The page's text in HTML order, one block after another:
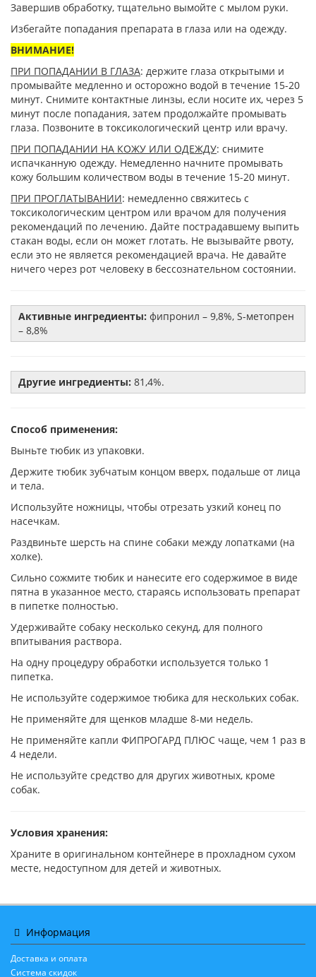
Завершив обработку, тщательно вымойте с мылом руки.
Избегайте попадания препарата в глаза или на одежду.
ВНИМАНИЕ!
ПРИ ПОПАДАНИИ В ГЛАЗА: держите глаза открытыми и
промывайте медленно и осторожно водой в течение 15-20
минут. Снимите контактные линзы, если носите их, через 5
минут после попадания, затем продолжайте промывать
глаза. Позвоните в токсикологический центр или врачу.
ПРИ ПОПАДАНИИ НА КОЖУ ИЛИ ОДЕЖДУ: снимите
испачканную одежду. Немедленно начните промывать
кожу большим количеством воды в течение 15-20 минут.
ПРИ ПРОГЛАТЫВАНИИ: немедленно свяжитесь с
токсикологическим центром или врачом для получения
рекомендаций по лечению. Дайте пострадавшему выпить
стакан воды, если он может глотать. Не вызывайте рвоту,
если это не является рекомендацией врача. Не давайте
ничего через рот человеку в бессознательном состоянии.
Активные ингредиенты: фипронил – 9,8%, S-метопрен
– 8,8%
Другие ингредиенты: 81,4%.
Способ применения:
Выньте тюбик из упаковки.
Держите тюбик зубчатым концом вверх, подальше от лица
и тела.
Используйте ножницы, чтобы отрезать узкий конец по
насечкам.
Раздвиньте шерсть на спине собаки между лопатками (на
холке).
Сильно сожмите тюбик и нанесите его содержимое в виде
пятна в указанное место, стараясь использовать препарат
в пипетке полностью.
Удерживайте собаку несколько секунд, для полного
впитывания раствора.
На одну процедуру обработки используется только 1
пипетка.
Не используйте содержимое тюбика для нескольких собак.
Не применяйте для щенков младше 8-ми недель.
Не применяйте капли ФИПРОГАРД ПЛЮС чаще, чем 1 раз в
4 недели.
Не используйте средство для других животных, кроме
собак.
Условия хранения:
Храните в оригинальном контейнере в прохладном сухом
месте, недоступном для детей и животных.
Информация
Доставка и оплата
Система скидок